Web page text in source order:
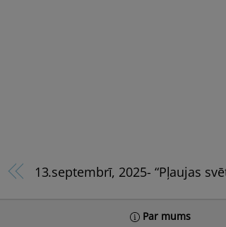
13.septembrī, 2025- “Pļaujas
Par mums